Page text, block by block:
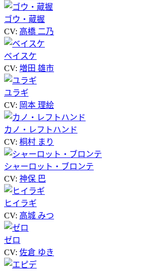
ゴウ・蔵握
CV: 高橋 二乃
ベイスケ
CV: 増田 雄市
ユラギ
CV: 岡本 理絵
カノ・レフトハンド
CV: 桐村 まり
シャーロット・ブロンテ
CV: 神保 巴
ヒイラギ
CV: 高城 みつ
ゼロ
CV: 佐倉 ゆき